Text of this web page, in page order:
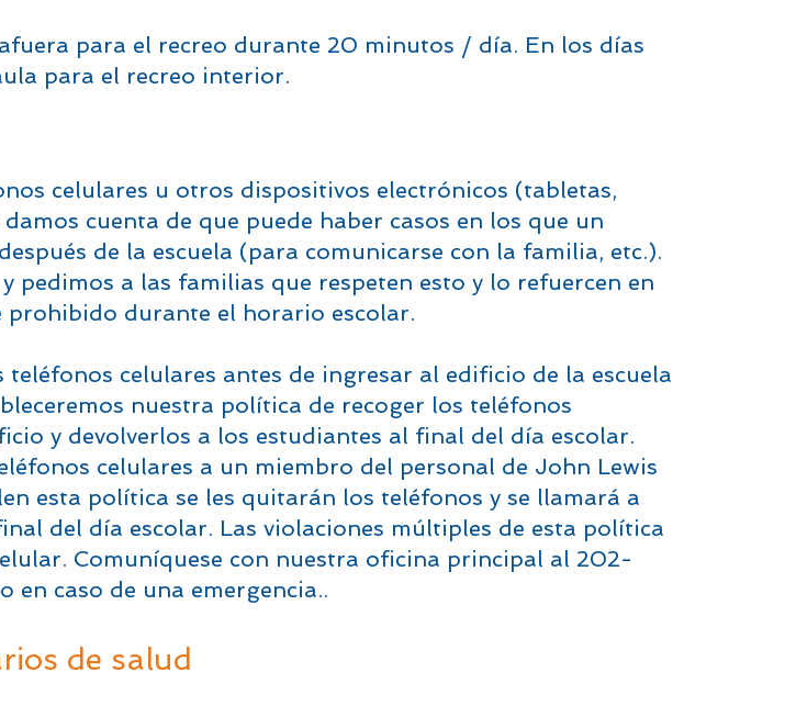
para el recreo durante 20 minutos / día. En los días
para el recreo interior.
celulares u otros dispositivos electrónicos (tabletas,
cuenta de que puede haber casos en los que un
de la escuela (para comunicarse con la familia, etc.).
a las familias que respeten esto y lo refuercen en
prohibido durante el horario escolar.
celulares antes de ingresar al edificio de la escuela
nuestra política de recoger los teléfonos
y devolverlos a los estudiantes al final del día escolar.
celulares a un miembro del personal de John Lewis
esta política se les quitarán los teléfonos y se llamará a
del día escolar. Las violaciones múltiples de esta política
Comuníquese con nuestra oficina principal al 202-
en caso de una emergencia..
de salud